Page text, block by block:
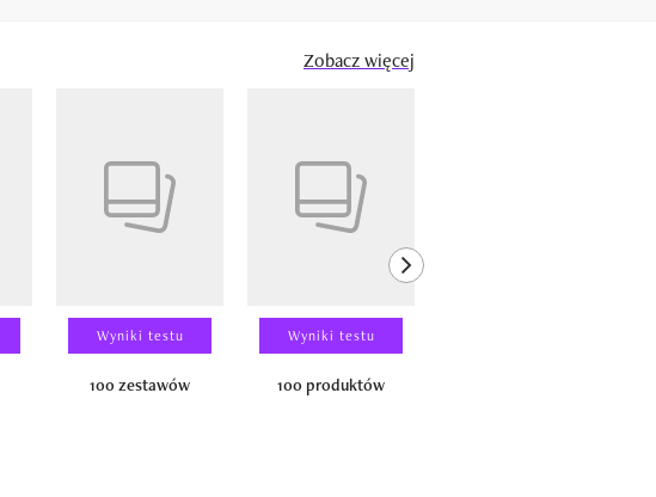
Zobacz więcej
Wyniki testu
100 zestawów
Wyniki testu
100 produktów
next element